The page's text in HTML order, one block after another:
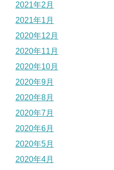
2021年2月
2021年1月
2020年12月
2020年11月
2020年10月
2020年9月
2020年8月
2020年7月
2020年6月
2020年5月
2020年4月